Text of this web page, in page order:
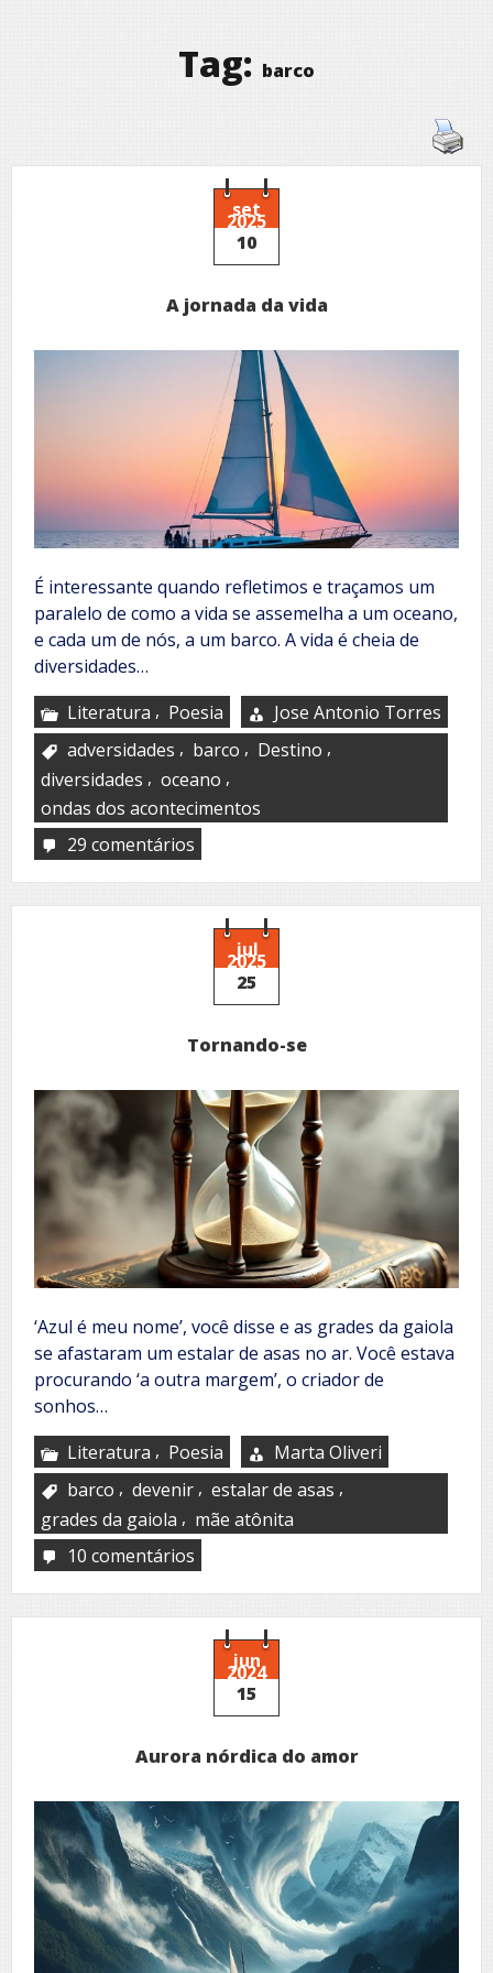
Tag: barco
set
2025
10
A jornada da vida
É interessante quando refletimos e traçamos um
paralelo de como a vida se assemelha a um oceano,
e cada um de nós, a um barco. A vida é cheia de
diversidades…
Literatura , Poesia
Jose Antonio Torres
adversidades , barco , Destino ,
diversidades , oceano ,
ondas dos acontecimentos
29 comentários
jornada
da
vida
jul
2025
25
Tornando-se
‘Azul é meu nome’, você disse e as grades da gaiola
se afastaram um estalar de asas no ar. Você estava
procurando ‘a outra margem’, o criador de
sonhos…
Literatura , Poesia
Marta Oliveri
barco , devenir , estalar de asas ,
grades da gaiola , mãe atônita
10 comentários
se
jun
2024
15
Aurora nórdica do amor